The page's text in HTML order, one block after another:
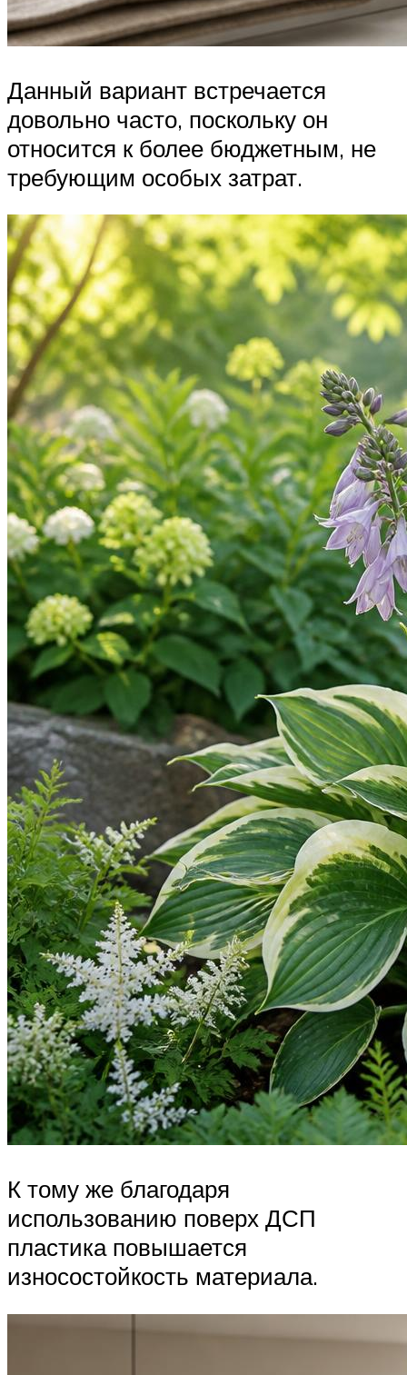
Данный вариант встречается
довольно часто, поскольку он
относится к более бюджетным, не
требующим особых затрат.
К тому же благодаря
использованию поверх ДСП
пластика повышается
износостойкость материала.